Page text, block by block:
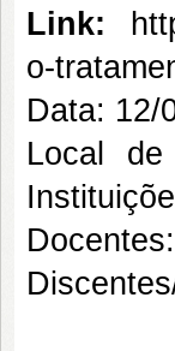
Link:
o-
Data: 12/
Local